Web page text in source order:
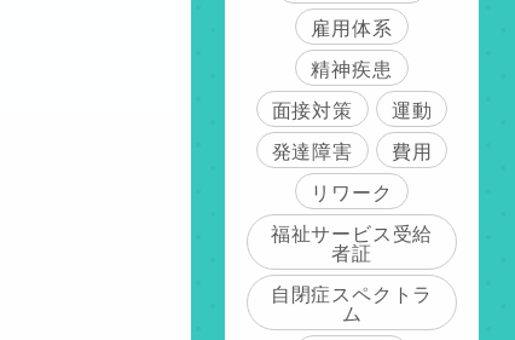
雇用体系
精神疾患
面接対策
運動
発達障害
費用
リワーク
福祉サービス受給
者証
自閉症スペクトラ
ム